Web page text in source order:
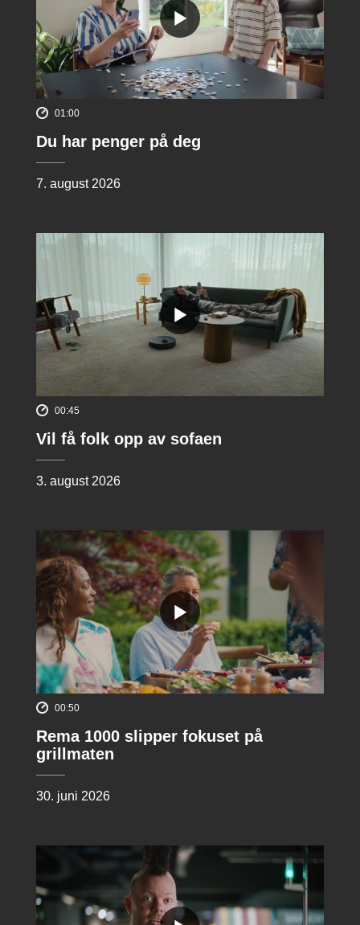
01:00
Du har penger på deg
7. august 2026
00:45
Vil få folk opp av sofaen
3. august 2026
00:50
Rema 1000 slipper fokuset på
grillmaten
30. juni 2026